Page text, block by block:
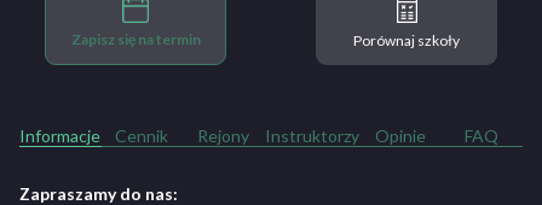
Zapisz się na termin Porównaj szkoły
Informacje Cennik Rejony Instruktorzy Opinie FAQ
Zapraszamy do nas: